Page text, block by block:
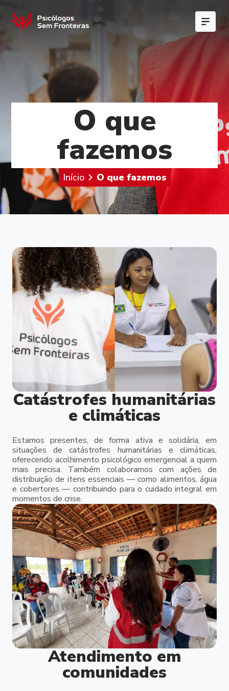
O que
fazemos
Início O que fazemos
Catástrofes humanitárias
e climáticas
Estamos presentes, de forma ativa e solidária, em
situações de catástrofes humanitárias e climáticas,
oferecendo acolhimento psicológico emergencial a quem
mais precisa. Também colaboramos com ações de
distribuição de itens essenciais — como alimentos, água
e cobertores — contribuindo para o cuidado integral em
momentos de crise.
Atendimento em
comunidades